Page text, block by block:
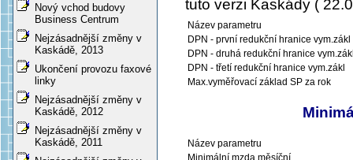
Nový vchod budovy
Business Centrum
Nejzásadnější změny v
Kaskádě, 2013
Ukončení provozu faxové
linky
Nejzásadnější změny v
Kaskádě, 2012
Nejzásadnější změny v
Kaskádě, 2011
tuto verzi Kaskády (
Název parametru
DPN - první redukční hranice vym.zákl
DPN - druhá redukční hranice
DPN - třetí redukční hranice vym.zákl
Max.vyměřovací základ SP za rok
Název parametru
Minimální mzda měsíční